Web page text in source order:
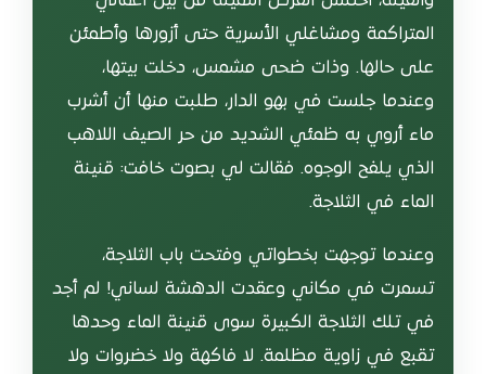
المتراكمة ومشاغلي الأسرية حتى أزورها وأطمئن
على حالها. وذات ضحى مشمس، دخلت بيتها،
وعندما جلست في بهو الدار، طلبت منها أن أشرب
ماء أروي به ظمئي الشديد من حر الصيف اللاهب
الذي يلفح الوجوه. فقالت لي بصوت خافت: قنينة
الماء في الثلاجة.
وعندما توجهت بخطواتي وفتحت باب الثلاجة،
تسمرت في مكاني وعقدت الدهشة لساني! لم أجد
في تلك الثلاجة الكبيرة سوى قنينة الماء وحدها
تقبع في زاوية مظلمة. لا فاكهة ولا خضروات ولا